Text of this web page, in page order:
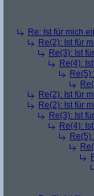
Re: Ist für mich
Re(2): Ist für
Re(3): Ist
Re(4):
Re(2): Ist für
Re(2): Ist für
Re(3): Ist
Re(4):